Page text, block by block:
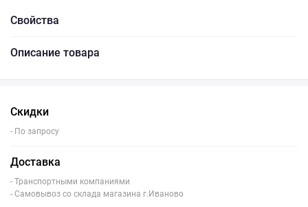
Свойства
Описание товара
Скидки
- По запросу
Доставка
- Транспортными компаниями
- Самовывоз со склада магазина г.Иваново